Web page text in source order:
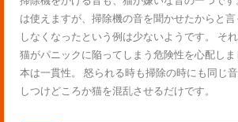
は使えますが、掃除機の音を聞かせたからと言
しなくなったという例は少ないようです。 そ
猫がパニックに陥ってしまう危険性を心配し
本は一貫性。 怒られる時も掃除の時にも同じ
しつけどころか猫を混乱させるだけです。